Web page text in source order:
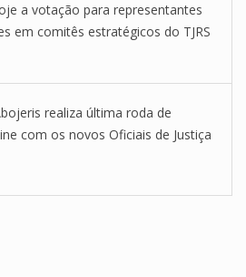
a votação para representantes
em comitês estratégicos do TJRS
realiza última roda de
com os novos Oficiais de Justiça